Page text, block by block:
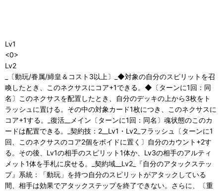
Lv1
<0>
Lv2
_〔動玩/眷属/締皇＆コスト3以上〕_◆対象の自分のスピリットを召
喚したとき、このネクサスにコア+1できる。◆〔ターンに1回：同
名〕このネクサスを配置したとき、自分のデッキの上から3枚をト
ラッシュに置ける。その中の対象カード1枚につき、このネクサスに
コア+1する。_復活__メイン〔ターンに1回：同名〕魂状態のこのカ
ードは配置できる。_契約技：2__Lv1・Lv2_フラッシュ〔ターンに1
回、このネクサスのコア2個をボイドに置く〕自分のカウント+2す
る。その後、Lv1の相手のスピリット1体か、Lv3の相手のアルティ
メット1体を手札に戻せる。_契約域__Lv2_『自分のアタックステッ
プ』系統：「動玩」を持つ自分のスピリットがアタックしている
間、相手は効果でアタックステップを終了できない。さらに、〔重